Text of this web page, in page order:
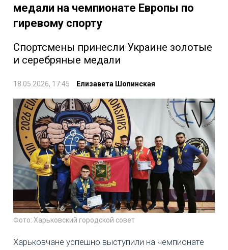
медали на чемпионате Европы по
гиревому спорту
Спортсмены принесли Украине золотые
и серебряные медали
18.05.2026, 17:45 Елизавета Шопинская
Фото: Харьковский городской совет
Харьковчане успешно выступили на чемпионате